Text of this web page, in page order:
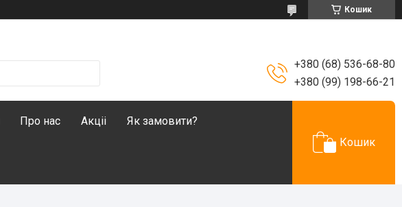
Кошик
+380 (68) 536-68-80
+380 (99) 198-66-21
Про нас Акціі Як замовити?
Кошик